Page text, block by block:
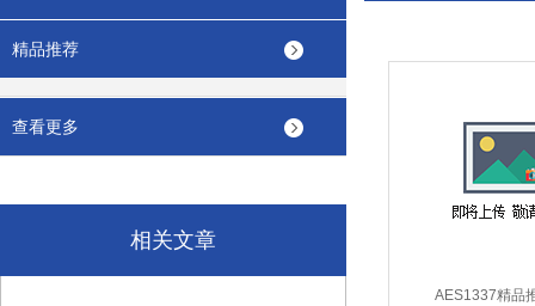
精品推荐
查看更多
相关文章
AES1337精品